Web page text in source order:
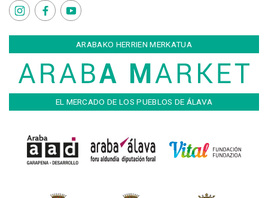
ARABAKO HERRIEN MERKATUA
EL MERCADO DE LOS PUEBLOS DE ÁLAVA